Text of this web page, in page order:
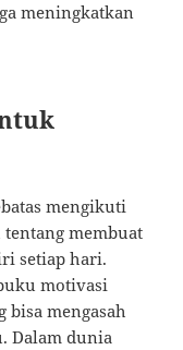
meningkatkan
mengikuti
membuat
setiap hari.
motivasi
mengasah
Dalam dunia